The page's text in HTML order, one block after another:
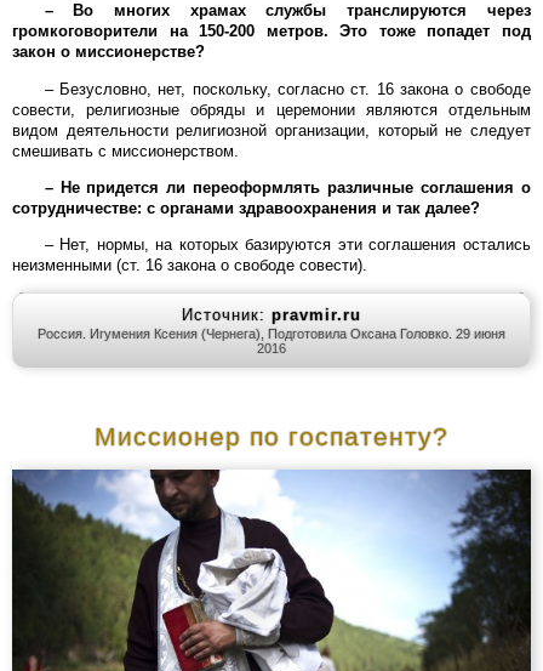
– Во многих храмах службы транслируются через
громкоговорители на 150-200 метров. Это тоже попадет под
закон о миссионерстве?
– Безусловно, нет, поскольку, согласно ст. 16 закона о свободе
совести, религиозные обряды и церемонии являются отдельным
видом деятельности религиозной организации, который не следует
смешивать с миссионерством.
– Не придется ли переоформлять различные соглашения о
сотрудничестве: с органами здравоохранения и так далее?
– Нет, нормы, на которых базируются эти соглашения остались
неизменными (ст. 16 закона о свободе совести).
Источник: pravmir.ru
Россия. Игумения Ксения (Чернега), Подготовила Оксана Головко. 29 июня
2016
Миссионер по госпатенту?